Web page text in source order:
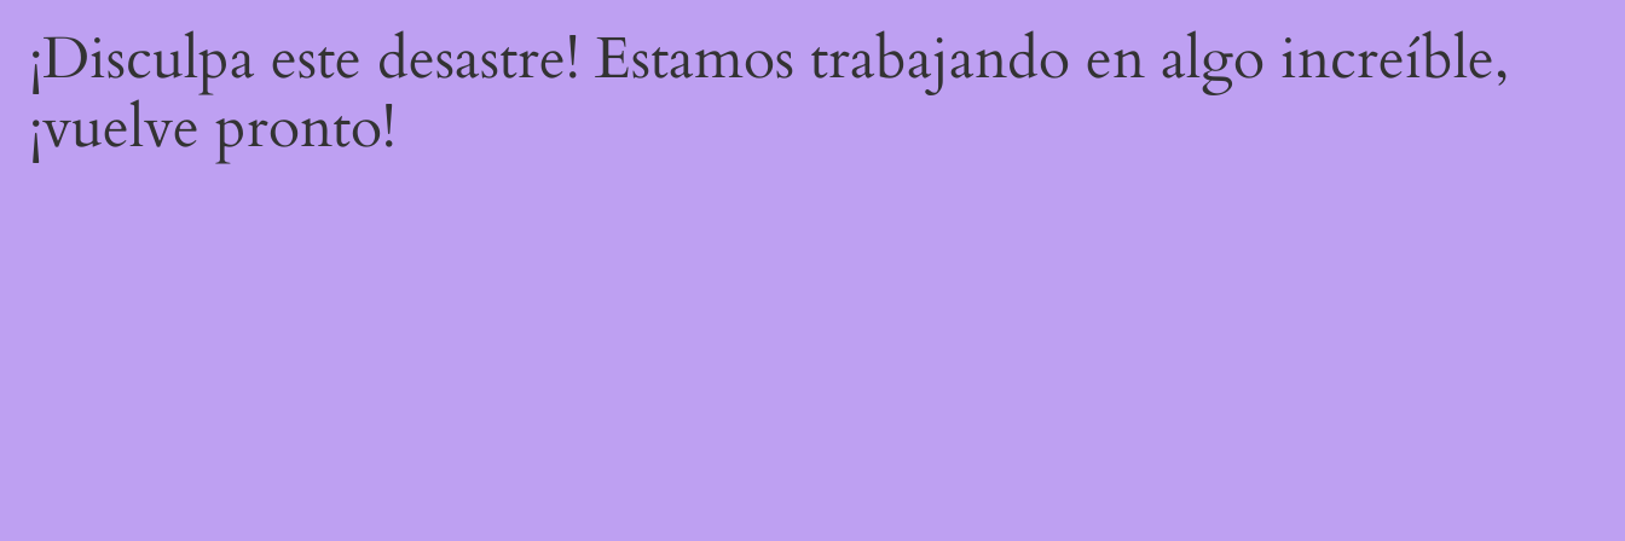
¡Disculpa este desastre! Estamos trabajando en algo increíble,
¡vuelve pronto!